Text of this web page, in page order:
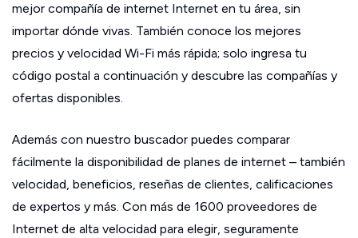
mejor compañía de internet Internet en tu área, sin
importar dónde vivas. También conoce los mejores
precios y velocidad Wi-Fi más rápida; solo ingresa tu
código postal a continuación y descubre las compañías y
ofertas disponibles.
Además con nuestro buscador puedes comparar
fácilmente la disponibilidad de planes de internet – también
velocidad, beneficios, reseñas de clientes, calificaciones
de expertos y más. Con más de 1600 proveedores de
Internet de alta velocidad para elegir, seguramente